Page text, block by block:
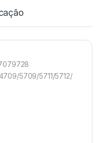
5709/5711/5712/